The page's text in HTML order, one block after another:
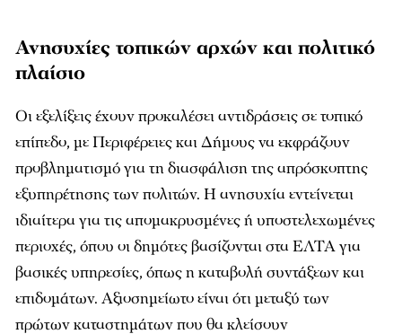
Ανησυχίες τοπικών αρχών και πολιτικό
πλαίσιο
Οι εξελίξεις έχουν προκαλέσει αντιδράσεις σε τοπικό
επίπεδο, με Περιφέρειες και Δήμους να εκφράζουν
προβληματισμό για τη διασφάλιση της απρόσκοπτης
εξυπηρέτησης των πολιτών. Η ανησυχία εντείνεται
ιδιαίτερα για τις απομακρυσμένες ή υποστελεχωμένες
περιοχές, όπου οι δημότες βασίζονται στα ΕΛΤΑ για
βασικές υπηρεσίες, όπως η καταβολή συντάξεων και
επιδομάτων. Αξιοσημείωτο είναι ότι μεταξύ των
πρώτων καταστημάτων που θα κλείσουν